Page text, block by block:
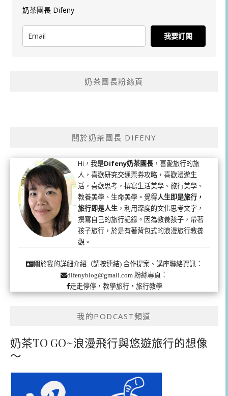
奶茶團長 Difeny
我要訂閱
奶茶團長粉絲頁
關於奶茶團長 DIFENY
Hi，我是Difeny奶茶團長 ，喜愛旅行的旅
人，喜歡研究交通票券攻略，喜歡漫遊生
活，喜歡思考，撰寫生活美學、旅行美學、
教養美學、生命美學。覺得人生即是旅行，
旅行即是人生 ，利用深度的文化思考文字，
撰寫自己的旅行記錄。因為教養孩子，帶著
孩子旅行，於是有著背包式的浪漫旅行教養
觀。
關於我的詳細介紹（請按連結)合作提案、講座聯絡資訊：
difenyblog@gmail.com 粉絲專頁：
走走停停，教學旅行，旅行教學
我的PODCAST頻道
奶茶TO GO~浪漫飛行與悠遊旅行的想像
～